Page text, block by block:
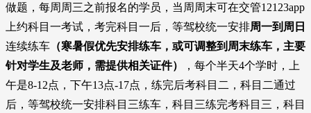
做题，每周周三之前报名的学员，当周周末可在交管12123app
上约科目一考试，考完科目一后 ， 等驾校统一安排周一到周日
连续练车 （寒暑假优先安排练车，或可调整到周末练车，主要
针对学生及老师，需提供相关证件）
，每个半天4个学时，上
午是8-12点，下午13点-17点，练完后考科目二，科目二通过
后，等驾校统一安排科目三练车，科目三练完考科目三，科目